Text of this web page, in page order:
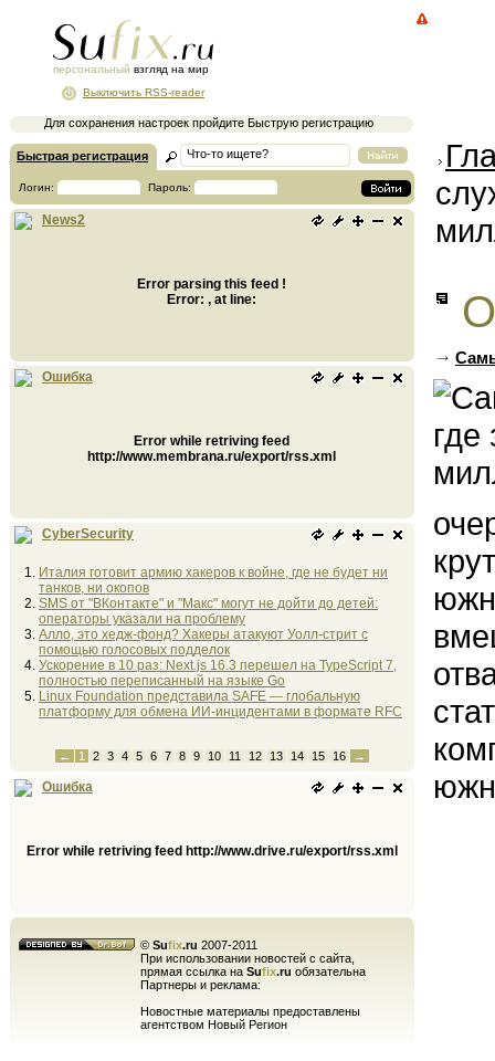
персональный взгляд на мир
Для сохранения настроек пройдите Быструю регистрацию
Выключить RSS-reader
Быстрая регистрация
Логин: Пароль:
News2
Error parsing this feed !
Error: , at line:
Ошибка
Error while retriving feed
http://www.membrana.ru/export/rss.xml
CyberSecurity
Италия готовит армию хакеров к войне, где не будет ни
танков, ни окопов
SMS от "ВКонтакте" и "Макс" могут не дойти до детей:
операторы указали на проблему
Алло, это хедж-фонд? Хакеры атакуют Уолл-стрит с
помощью голосовых подделок
Ускорение в 10 раз: Next.js 16.3 перешел на TypeScript 7,
полностью переписанный на языке Go
Linux Foundation представила SAFE — глобальную
платформу для обмена ИИ-инцидентами в формате RFC
← 1 2 3 4 5 6 7 8 9 10 11 12 13 14 15 16 →
Ошибка
Error while retriving feed http://www.drive.ru/export/rss.xml
© Sufix.ru 2007-2011
При использовании новостей с сайта,
прямая ссылка на Sufix.ru обязательна
Партнеры и реклама:
Новостные материалы предоставлены
агентством Новый Регион